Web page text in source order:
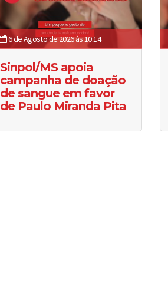
6 de Agosto de 2026 às 10:14
Sinpol/MS apoia
campanha de doação
de sangue em favor
de Paulo Miranda Pita